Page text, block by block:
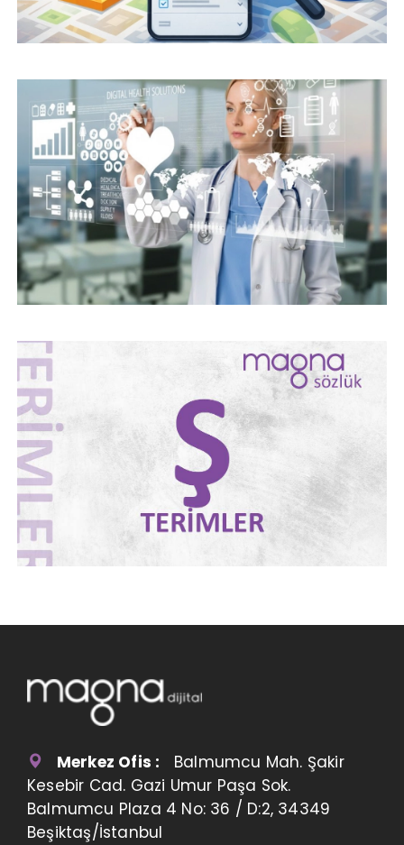
DIJITAL PAZARLAMA TERIMLERI – “Ş”
HARFI İLE BAŞLAYAN TERIMLER
Merkez Ofis : Balmumcu Mah. Şakir
Kesebir Cad. Gazi Umur Paşa Sok.
Balmumcu Plaza 4 No: 36 / D:2, 34349
Beşiktaş/İstanbul